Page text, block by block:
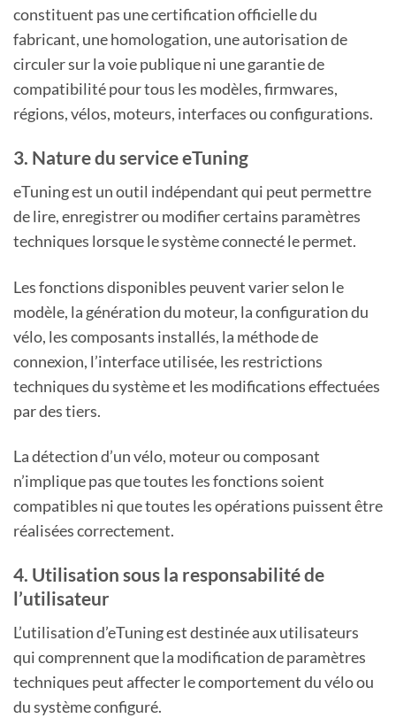
constituent pas une certification officielle du
fabricant, une homologation, une autorisation de
circuler sur la voie publique ni une garantie de
compatibilité pour tous les modèles, firmwares,
régions, vélos, moteurs, interfaces ou configurations.
3. Nature du service eTuning
eTuning est un outil indépendant qui peut permettre
de lire, enregistrer ou modifier certains paramètres
techniques lorsque le système connecté le permet.
Les fonctions disponibles peuvent varier selon le
modèle, la génération du moteur, la configuration du
vélo, les composants installés, la méthode de
connexion, l’interface utilisée, les restrictions
techniques du système et les modifications effectuées
par des tiers.
La détection d’un vélo, moteur ou composant
n’implique pas que toutes les fonctions soient
compatibles ni que toutes les opérations puissent être
réalisées correctement.
4. Utilisation sous la responsabilité de
l’utilisateur
L’utilisation d’eTuning est destinée aux utilisateurs
qui comprennent que la modification de paramètres
techniques peut affecter le comportement du vélo ou
du système configuré.